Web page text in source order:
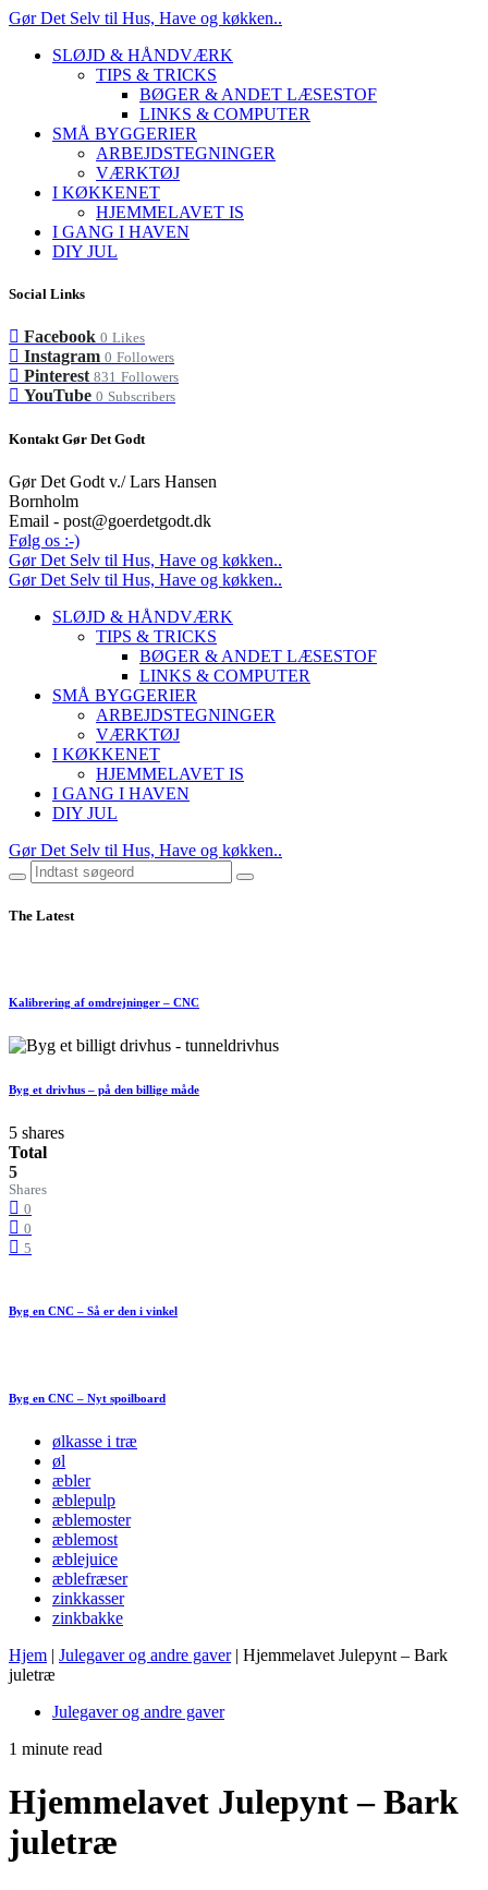
Gør Det Selv til Hus, Have og køkken..
SLØJD & HÅNDVÆRK
TIPS & TRICKS
BØGER & ANDET LÆSESTOF
LINKS & COMPUTER
SMÅ BYGGERIER
ARBEJDSTEGNINGER
VÆRKTØJ
I KØKKENET
HJEMMELAVET IS
I GANG I HAVEN
DIY JUL
Social Links
Facebook 0 Likes
Instagram 0 Followers
Pinterest 831 Followers
YouTube 0 Subscribers
Kontakt Gør Det Godt
Gør Det Godt v./ Lars Hansen
Bornholm
Email - post@goerdetgodt.dk
Følg os :-)
Gør Det Selv til Hus, Have og køkken..
Gør Det Selv til Hus, Have og køkken..
SLØJD & HÅNDVÆRK
TIPS & TRICKS
BØGER & ANDET LÆSESTOF
LINKS & COMPUTER
SMÅ BYGGERIER
ARBEJDSTEGNINGER
VÆRKTØJ
I KØKKENET
HJEMMELAVET IS
I GANG I HAVEN
DIY JUL
Gør Det Selv til Hus, Have og køkken..
The Latest
Kalibrering af omdrejninger – CNC
Byg et drivhus – på den billige måde
5 shares
Total
5
Shares
0
0
5
Byg en CNC – Så er den i vinkel
Byg en CNC – Nyt spoilboard
ølkasse i træ
øl
æbler
æblepulp
æblemoster
æblemost
æblejuice
æblefræser
zinkkasser
zinkbakke
Hjem | Julegaver og andre gaver | Hjemmelavet Julepynt – Bark
juletræ
Julegaver og andre gaver
1 minute read
Hjemmelavet Julepynt – Bark
juletræ